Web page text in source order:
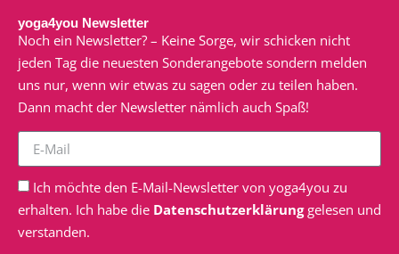
yoga4you Newsletter
Noch ein Newsletter? – Keine Sorge, wir schicken nicht
jeden Tag die neuesten Sonderangebote sondern melden
uns nur, wenn wir etwas zu sagen oder zu teilen haben.
Dann macht der Newsletter nämlich auch Spaß!
Ich möchte den E-Mail-Newsletter von yoga4you zu
erhalten. Ich habe die Datenschutzerklärunggelesen und
verstanden.